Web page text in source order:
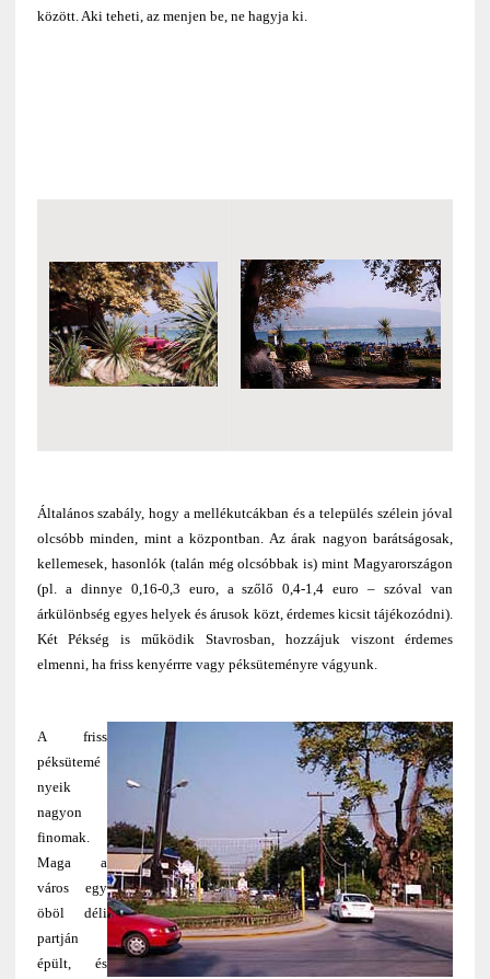
között. Aki teheti, az menjen be, ne hagyja ki.
Általános szabály, hogy a mellékutcákban és a település szélein jóval
olcsóbb minden, mint a központban. Az árak nagyon barátságosak,
kellemesek, hasonlók (talán még olcsóbbak is) mint Magyarországon
(pl. a dinnye 0,16-0,3 euro, a szőlő 0,4-1,4 euro – szóval van
árkülönbség egyes helyek és árusok közt, érdemes kicsit tájékozódni).
Két Pékség is működik Stavrosban, hozzájuk viszont érdemes
elmenni, ha friss kenyérrre vagy péksüteményre vágyunk.
A friss
péksütemé
nyeik
nagyon
finomak.
Maga a
város egy
öböl déli
partján
épült, és